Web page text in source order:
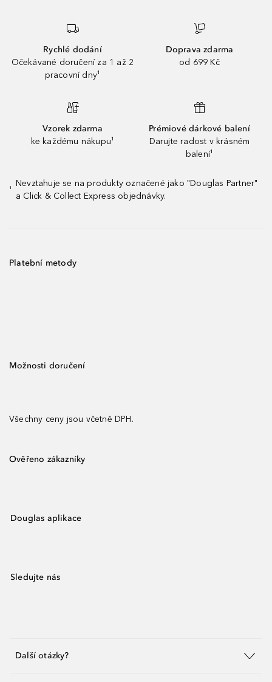
Rychlé dodání
Očekávané doručení za 1 až 2
pracovní dny¹
Doprava zdarma
od 699 Kč
Vzorek zdarma
ke každému nákupu¹
Prémiové dárkové balení
Darujte radost v krásném
balení¹
¹
Nevztahuje se na produkty označené jako "Douglas Partner"
a Click & Collect Express objednávky.
Platební metody
Možnosti doručení
Všechny ceny jsou včetně DPH.
Ověřeno zákazníky
Douglas aplikace
Sledujte nás
Další otázky?